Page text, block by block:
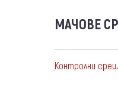
МАЧОВЕ
Контролни